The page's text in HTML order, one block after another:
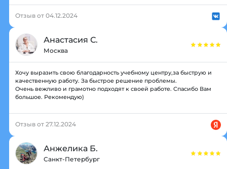
Отзыв от 04.12.2024
Анастасия С.
Москва
Хочу выразить свою благодарность учебному центру,за быструю и
качественную работу. За быстрое решение проблемы.
Очень вежливо и грамотно подходят к своей работе. Спасибо Вам
большое. Рекомендую)
Отзыв от 27.12.2024
Анжелика Б.
Санкт-Петербург